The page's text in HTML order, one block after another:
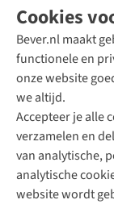
Cookies
Bever.nl maakt
functionele en
onze website
we altijd.
Accepteer je alle
verzamelen en
van analytische,
analytische
website wordt
Direct advies
+31 (0)85
+31 6 12 28